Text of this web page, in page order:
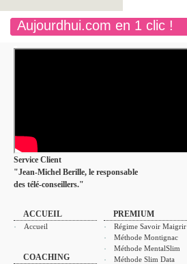
Aujourdhui.com en 1 clic !
Service Client
"Jean-Michel Berille, le responsable
des télé-conseillers."
ACCUEIL
Accueil
COACHING
PREMIUM
Régime Savoir Maigrir
Méthode Montignac
Méthode MentalSlim
Méthode Slim Data